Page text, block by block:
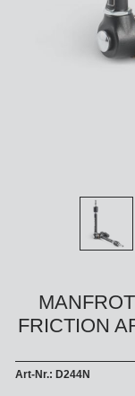
FRICTION
Art-Nr.: D244N